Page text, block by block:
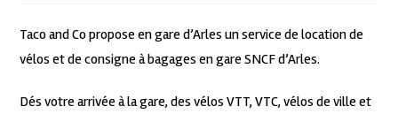
Taco and Co propose en gare d’Arles un service de location de
vélos et de consigne à bagages en gare SNCF d’Arles.
Dés votre arrivée à la gare, des vélos VTT, VTC, vélos de ville et